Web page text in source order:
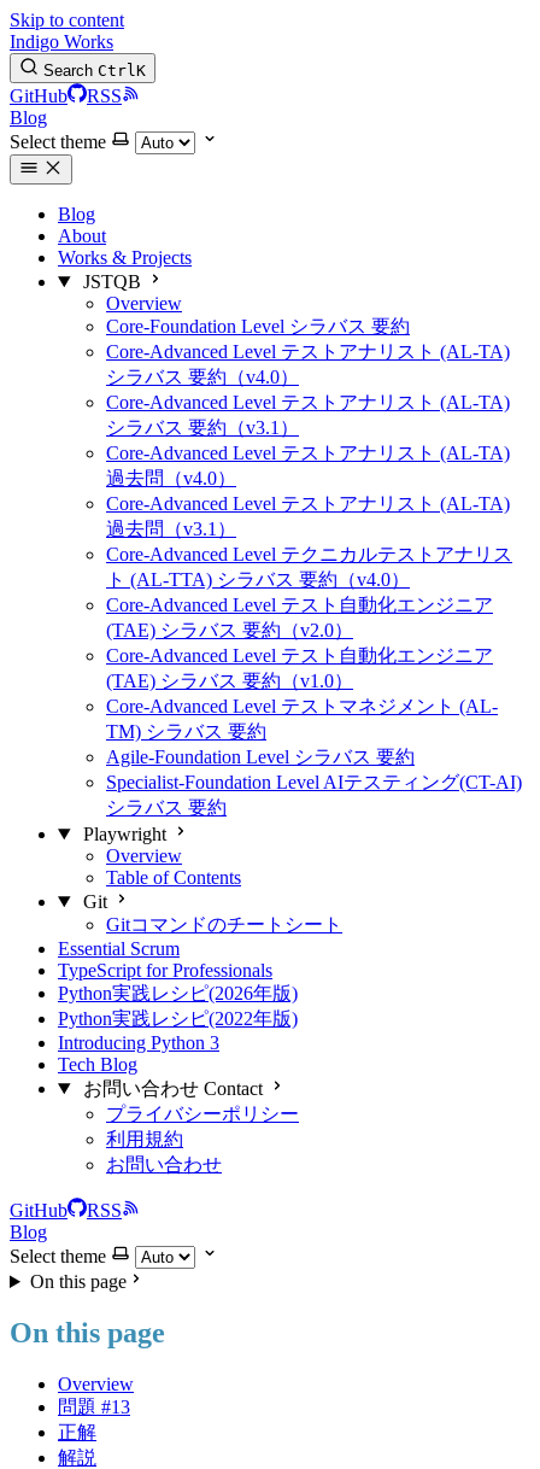
Skip to content
Indigo Works
Search CtrlK
GitHub
RSS
Blog
Select theme
Blog
About
Works & Projects
JSTQB
Overview
Core-Foundation Level シラバス 要約
Core-Advanced Level テストアナリスト (AL-TA)
シラバス 要約（v4.0）
Core-Advanced Level テストアナリスト (AL-TA)
シラバス 要約（v3.1）
Core-Advanced Level テストアナリスト (AL-TA)
過去問（v4.0）
Core-Advanced Level テストアナリスト (AL-TA)
過去問（v3.1）
Core-Advanced Level テクニカルテストアナリス
ト (AL-TTA) シラバス 要約（v4.0）
Core-Advanced Level テスト自動化エンジニア
(TAE) シラバス 要約（v2.0）
Core-Advanced Level テスト自動化エンジニア
(TAE) シラバス 要約（v1.0）
Core-Advanced Level テストマネジメント (AL-
TM) シラバス 要約
Agile-Foundation Level シラバス 要約
Specialist-Foundation Level AIテスティング(CT-AI)
シラバス 要約
Playwright
Overview
Table of Contents
Git
Gitコマンドのチートシート
Essential Scrum
TypeScript for Professionals
Python実践レシピ(2026年版)
Python実践レシピ(2022年版)
Introducing Python 3
Tech Blog
お問い合わせ Contact
プライバシーポリシー
利用規約
お問い合わせ
GitHub
RSS
Blog
Select theme
On this page
On this page
Overview
問題 #13
正解
解説